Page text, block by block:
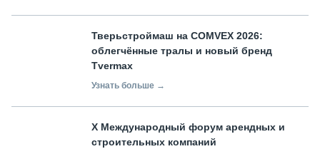
Тверьстроймаш на COMVEX 2026:
облегчённые тралы и новый бренд
Tvermax
Узнать больше →
X Международный форум арендных и
строительных компаний